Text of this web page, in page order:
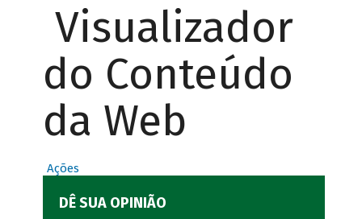
Visualizador
do Conteúdo
da Web
Ações
DÊ SUA OPINIÃO